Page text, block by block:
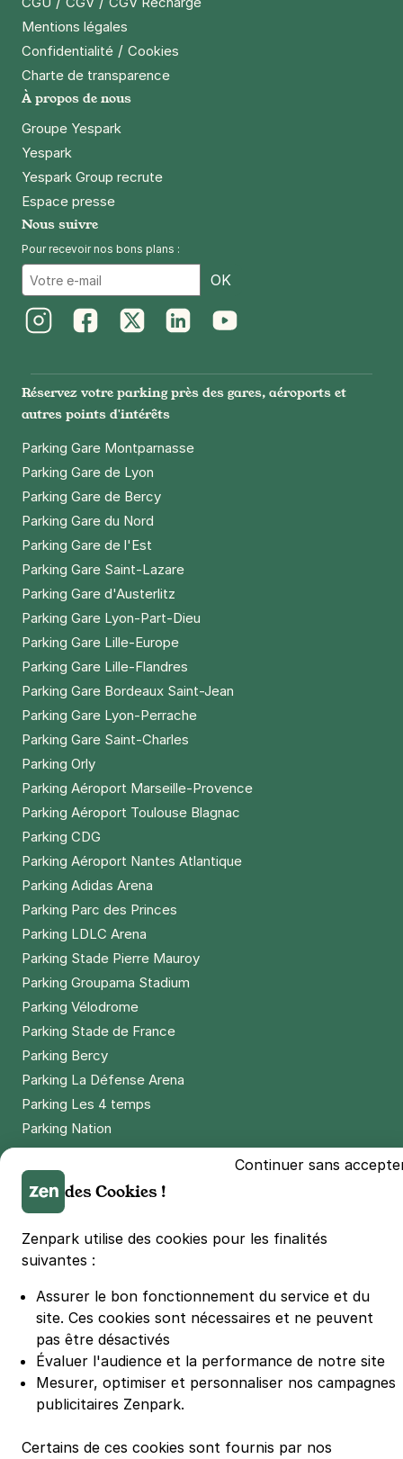
Mentions légales
Confidentialité / Cookies
Charte de transparence
À propos de nous
Groupe Yespark
Yespark
Yespark Group recrute
Espace presse
Nous suivre
Pour recevoir nos bons plans :
OK
Réservez votre parking près des gares, aéroports et
autres points d'intérêts
Parking Gare Montparnasse
Parking Gare de Lyon
Parking Gare de Bercy
Parking Gare du Nord
Parking Gare de l'Est
Parking Gare Saint-Lazare
Parking Gare d'Austerlitz
Parking Gare Lyon-Part-Dieu
Parking Gare Lille-Europe
Parking Gare Lille-Flandres
Parking Gare Bordeaux Saint-Jean
Parking Gare Lyon-Perrache
Parking Gare Saint-Charles
Parking Orly
Parking Aéroport Marseille-Provence
Parking Aéroport Toulouse Blagnac
Parking CDG
Parking Aéroport Nantes Atlantique
Parking Adidas Arena
Parking Parc des Princes
Parking LDLC Arena
Parking Stade Pierre Mauroy
Parking Groupama Stadium
Parking Vélodrome
Parking Stade de France
Parking Bercy
Parking La Défense Arena
Parking Les 4 temps
Parking Nation
Parking Porte de Versailles
Parking Lille Grand Palais
Parking Euralille
consommation de 20%
#SeDéplacerMoinsPolluer
© Zenpark 2012 - 2026 - Tous droits réservés - Fabriqué avec soin à
Rennes et Paris
Continuer sans
des Cookies !
Zenpark utilise des cookies pour les finalités
suivantes :
Assurer le bon fonctionnement du service et du
site. Ces cookies sont nécessaires et ne peuvent
pas être désactivés
Évaluer l'audience et la performance de notre site
Mesurer, optimiser et personnaliser nos campagnes
publicitaires Zenpark.
Certains de ces cookies sont fournis par nos